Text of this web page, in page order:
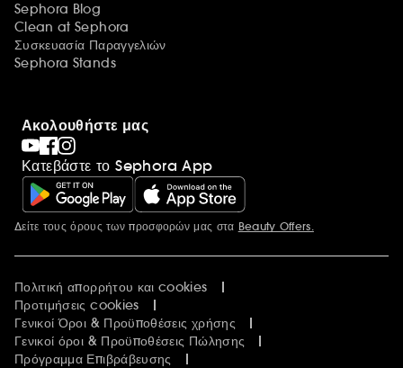
Sephora Blog
Clean at Sephora
Συσκευασία Παραγγελιών
Sephora Stands
Ακολουθήστε μας
Κατεβάστε το Sephora App
Περισσότερες πληροφορίες
Δείτε τους όρους των προσφορών μας στα Beauty Offers.
Πολιτική απορρήτου και cookies
Προτιμήσεις cookies
Γενικοί Όροι & Προϋποθέσεις χρήσης
Γενικοί όροι & Προϋποθέσεις Πώλησης
Πρόγραμμα Επιβράβευσης